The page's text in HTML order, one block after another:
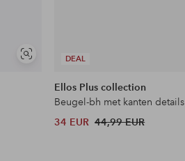
SoortgelijkeDEAL
Ellos Plus collection
Beugel-bh met kanten details
34 EUR 44,99 EUR